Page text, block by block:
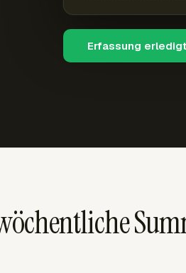
Erfassung